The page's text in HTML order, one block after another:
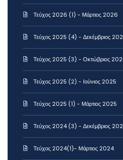
Τεύχος 2026 (1) - Μάρτιος 2026
Τεύχος 2025 (4) - Δεκέμβριος
Τεύχος 2025 (3) - Οκτώβριος
Τεύχος 2025 (2) - Ιούνιος 2025
Τεύχος 2025 (1) - Μάρτιος 2025
Τεύχος 2024 (3) - Δεκέμβριος
Τεύχος 2024(1)- Μάρτιος 2024